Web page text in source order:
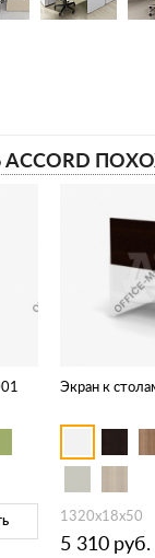
Экран к
1320х18х50
5 310 руб.